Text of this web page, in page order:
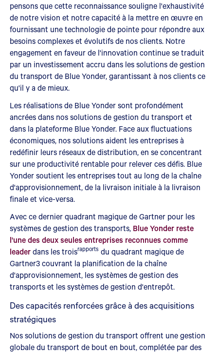
pensons que cette reconnaissance souligne l'exhaustivité
de notre vision et notre capacité à la mettre en œuvre en
fournissant une technologie de pointe pour répondre aux
besoins complexes et évolutifs de nos clients. Notre
engagement en faveur de l'innovation continue se traduit
par un investissement accru dans les solutions de gestion
du transport de Blue Yonder, garantissant à nos clients ce
qu'il y a de mieux.
Les réalisations de Blue Yonder sont profondément
ancrées dans nos solutions de gestion du transport et
dans la plateforme Blue Yonder. Face aux fluctuations
économiques, nos solutions aident les entreprises à
redéfinir leurs réseaux de distribution, en se concentrant
sur une productivité rentable pour relever ces défis. Blue
Yonder soutient les entreprises tout au long de la chaîne
d'approvisionnement, de la livraison initiale à la livraison
finale et vice-versa.
Avec ce dernier quadrant magique de Gartner pour les
systèmes de gestion des transports, Blue Yonder reste
l'une des deux seules entreprises reconnues comme
leaderdans les troisrapports du quadrant magique de
Gartner3 couvrant la planification de la chaîne
d'approvisionnement, les systèmes de gestion des
transports et les systèmes de gestion d'entrepôt.
Des capacités renforcées grâce à des acquisitions
stratégiques
Nos solutions de gestion du transport offrent une gestion
globale du transport de bout en bout, complétée par des